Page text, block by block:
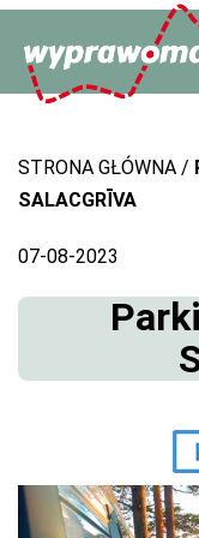
content
STRONA GŁÓWNA
SALACGRĪVA
07-08-2023